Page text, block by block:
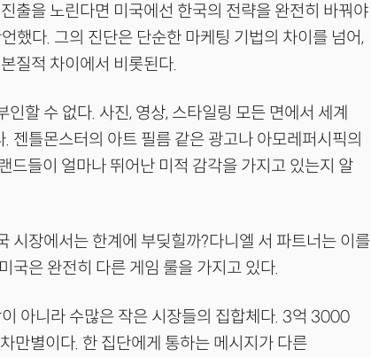
출을 노린다면 미국에선 한국의 전략을 완전히 바꿔야
했다. 그의 진단은 단순한 마케팅 기법의 차이를 넘어,
질적 차이에서 비롯된다.
할 수 없다. 사진, 영상, 스타일링 모든 면에서 세계
젠틀몬스터의 아트 필름 같은 광고나 아모레퍼시픽의
드들이 얼마나 뛰어난 미적 감각을 가지고 있는지 알
시장에서는 한계에 부딪힐까?다니엘 서 파트너는 이를
국은 완전히 다른 게임 룰을 가지고 있다.
아니라 수많은 작은 시장들의 집합체다. 3억 3000
만별이다. 한 집단에게 통하는 메시지가 다른